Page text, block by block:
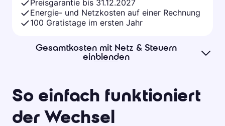
Preisgarantie bis 31.12.2027
Energie- und Netzkosten auf einer Rechnung
100 Gratistage im ersten Jahr
Gesamtkosten mit Netz & Steuern
einblenden
So einfach funktioniert
der Wechsel